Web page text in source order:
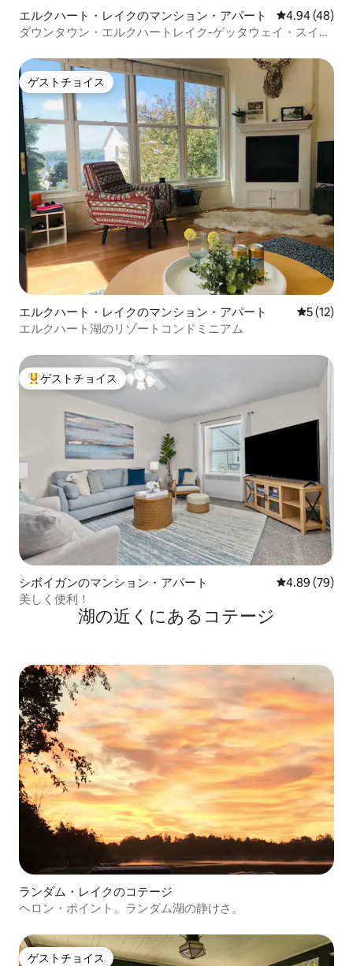
エルクハート・レイクのマンション・アパート レビュー48
4.94 (48)
ダウンタウン・エルクハートレイク-ゲッタウェイ・スイー
ゲストチョイス
ゲストチョイス
エルクハート・レイクのマンション・アパート レビュー
5 (12)
エルクハート湖のリゾートコンドミニアム
大好評のゲストチョイスです。
ゲストチョイス
シボイガンのマンション・アパート レビュー79
4.89 (79)
美しく便利！
湖の近くにあるコテージ
ランダム・レイクのコテージ
ヘロン・ポイント。ランダム湖の静けさ。
ゲストチョイス